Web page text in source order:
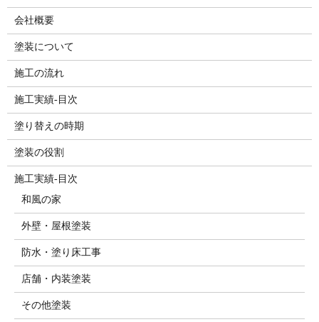
会社概要
塗装について
施工の流れ
施工実績-目次
塗り替えの時期
塗装の役割
施工実績-目次
和風の家
外壁・屋根塗装
防水・塗り床工事
店舗・内装塗装
その他塗装